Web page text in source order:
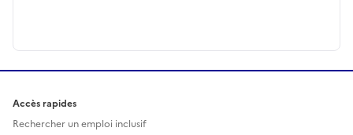
Accès rapides
Rechercher un emploi inclusif